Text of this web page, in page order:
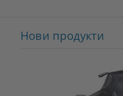
Нови продукти